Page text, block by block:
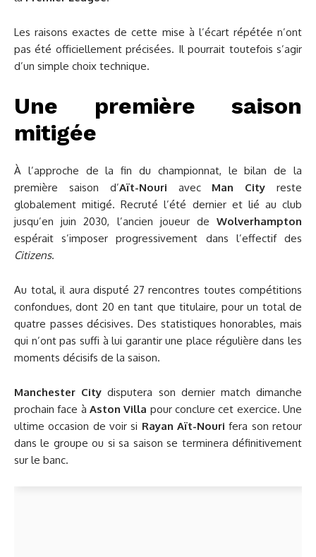
Les raisons exactes de cette mise à l’écart répétée n’ont
pas été officiellement précisées. Il pourrait toutefois s’agir
d’un simple choix technique.
Une première saison
mitigée
À l’approche de la fin du championnat, le bilan de la
première saison d’Aït-Nouri avec Man City reste
globalement mitigé. Recruté l’été dernier et lié au club
jusqu’en juin 2030, l’ancien joueur de Wolverhampton
espérait s’imposer progressivement dans l’effectif des
Citizens.
Au total, il aura disputé 27 rencontres toutes compétitions
confondues, dont 20 en tant que titulaire, pour un total de
quatre passes décisives. Des statistiques honorables, mais
qui n’ont pas suffi à lui garantir une place régulière dans les
moments décisifs de la saison.
Manchester City disputera son dernier match dimanche
prochain face à Aston Villa pour conclure cet exercice. Une
ultime occasion de voir si Rayan Aït-Nouri fera son retour
dans le groupe ou si sa saison se terminera définitivement
sur le banc.